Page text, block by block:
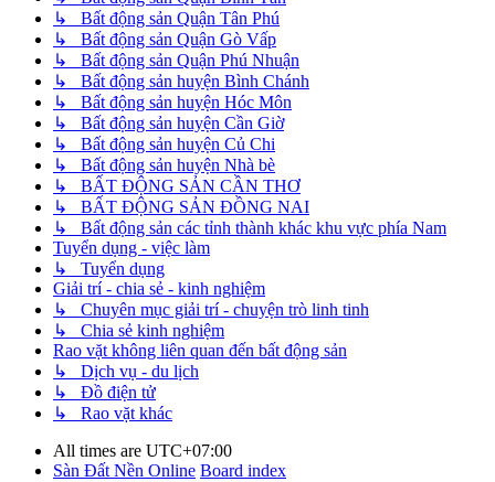
↳ Bất động sản Quận Tân Phú
↳ Bất động sản Quận Gò Vấp
↳ Bất động sản Quận Phú Nhuận
↳ Bất động sản huyện Bình Chánh
↳ Bất động sản huyện Hóc Môn
↳ Bất động sản huyện Cần Giờ
↳ Bất động sản huyện Củ Chi
↳ Bất động sản huyện Nhà bè
↳ BẤT ĐỘNG SẢN CẦN THƠ
↳ BẤT ĐỘNG SẢN ĐỒNG NAI
↳ Bất động sản các tỉnh thành khác khu vực phía Nam
Tuyển dụng - việc làm
↳ Tuyển dụng
Giải trí - chia sẻ - kinh nghiệm
↳ Chuyên mục giải trí - chuyện trò linh tinh
↳ Chia sẻ kinh nghiệm
Rao vặt không liên quan đến bất động sản
↳ Dịch vụ - du lịch
↳ Đồ điện tử
↳ Rao vặt khác
All times are UTC+07:00
Sàn Đất Nền Online Board index